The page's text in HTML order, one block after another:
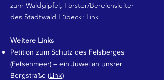
zum Waldgipfel, Förster/Bereichsleiter
des Stadtwald Lübeck: Link
Weitere Links
Petition zum Schutz des Felsberges
(Felsenmeer) – ein Juwel an unsrer
Bergstraße (Link)